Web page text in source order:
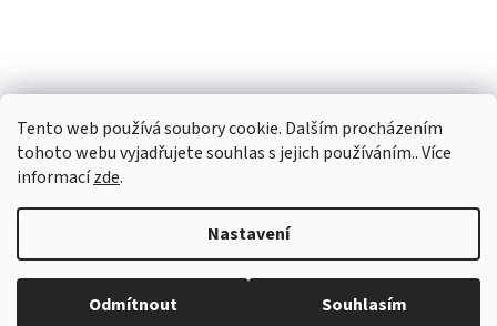
Tento web používá soubory cookie. Dalším procházením
tohoto webu vyjadřujete souhlas s jejich používáním.. Více
informacízde.
Nastavení
Odmítnout Souhlasím
Copyright 2026vypocetnitechnika.eu. Všechna práva vyhrazena.
Upravit nastavení cookies